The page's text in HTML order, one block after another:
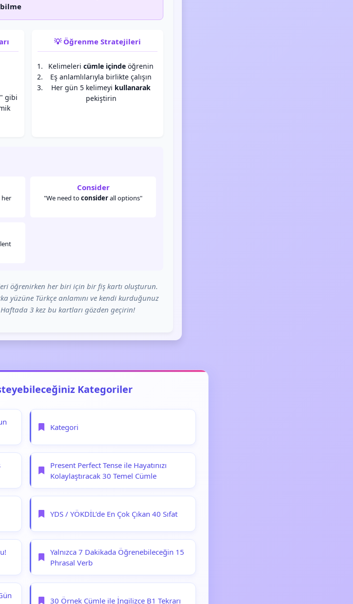
gibi
💡 Öğrenme Stratejileri
Kelimelericümle içinde öğrenin
Eş anlamlılarıyla birlikte çalışın
Her gün 5 kelimeyi kullanarak
pekiştirin
her
Consider
"We need toconsiderall options"
öğrenirken her biri için bir fiş kartı oluşturun.
yüzüne Türkçe anlamını ve kendi kurduğunuz
3 kez bu kartları gözden geçirin!
Kategoriler
Kategori
Present Perfect Tense ile Hayatınızı
Kolaylaştıracak 30 Temel Cümle
YDS / YÖKDİL’de En Çok Çıkan 40 Sıfat
Yalnızca 7 Dakikada Öğrenebileceğin 15
Phrasal Verb
30 Örnek Cümle ile İngilizce B1 Tekrarı